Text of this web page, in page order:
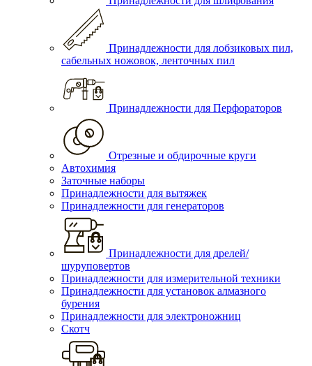
Принадлежности для лобзиковых пил,
сабельных ножовок, ленточных пил
Принадлежности для Перфораторов
Отрезные и обдирочные круги
Автохимия
Заточные наборы
Принадлежности для вытяжек
Принадлежности для генераторов
Принадлежности для дрелей/
шуруповертов
Принадлежности для измерительной техники
Принадлежности для установок алмазного
бурения
Принадлежности для электроножниц
Скотч